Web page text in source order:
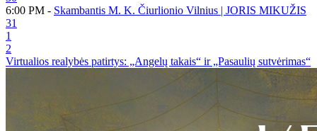
6:00 PM - Skambantis M. K. Čiurlionio Vilnius | JORIS MIKUŽIS
31
1
2
Virtualios realybės patirtys: „Angelų takais“ ir „Pasaulių sutvėrimas“